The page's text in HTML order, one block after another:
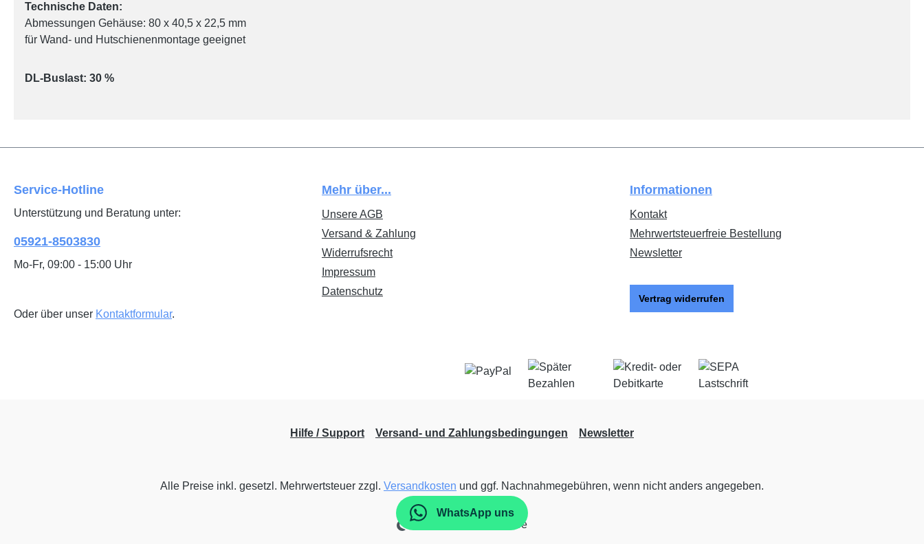
Technische Daten:
Abmessungen Gehäuse: 80 x 40,5 x 22,5 mm
für Wand- und Hutschienenmontage geeignet
DL-Buslast: 30 %
Service-Hotline
Unterstützung und Beratung unter:
05921-8503830
Mo-Fr, 09:00 - 15:00 Uhr
Oder über unser Kontaktformular.
Mehr über...
Unsere AGB
Versand & Zahlung
Widerrufsrecht
Impressum
Datenschutz
Informationen
Kontakt
Mehrwertsteuerfreie Bestellung
Newsletter
Vertrag widerrufen
Hilfe / Support Versand- und Zahlungsbedingungen Newsletter
Alle Preise inkl. gesetzl. Mehrwertsteuer zzgl. Versandkosten und ggf. Nachnahmegebühren, wenn nicht anders angegeben.
Realisiert mit Shopware
WhatsApp uns